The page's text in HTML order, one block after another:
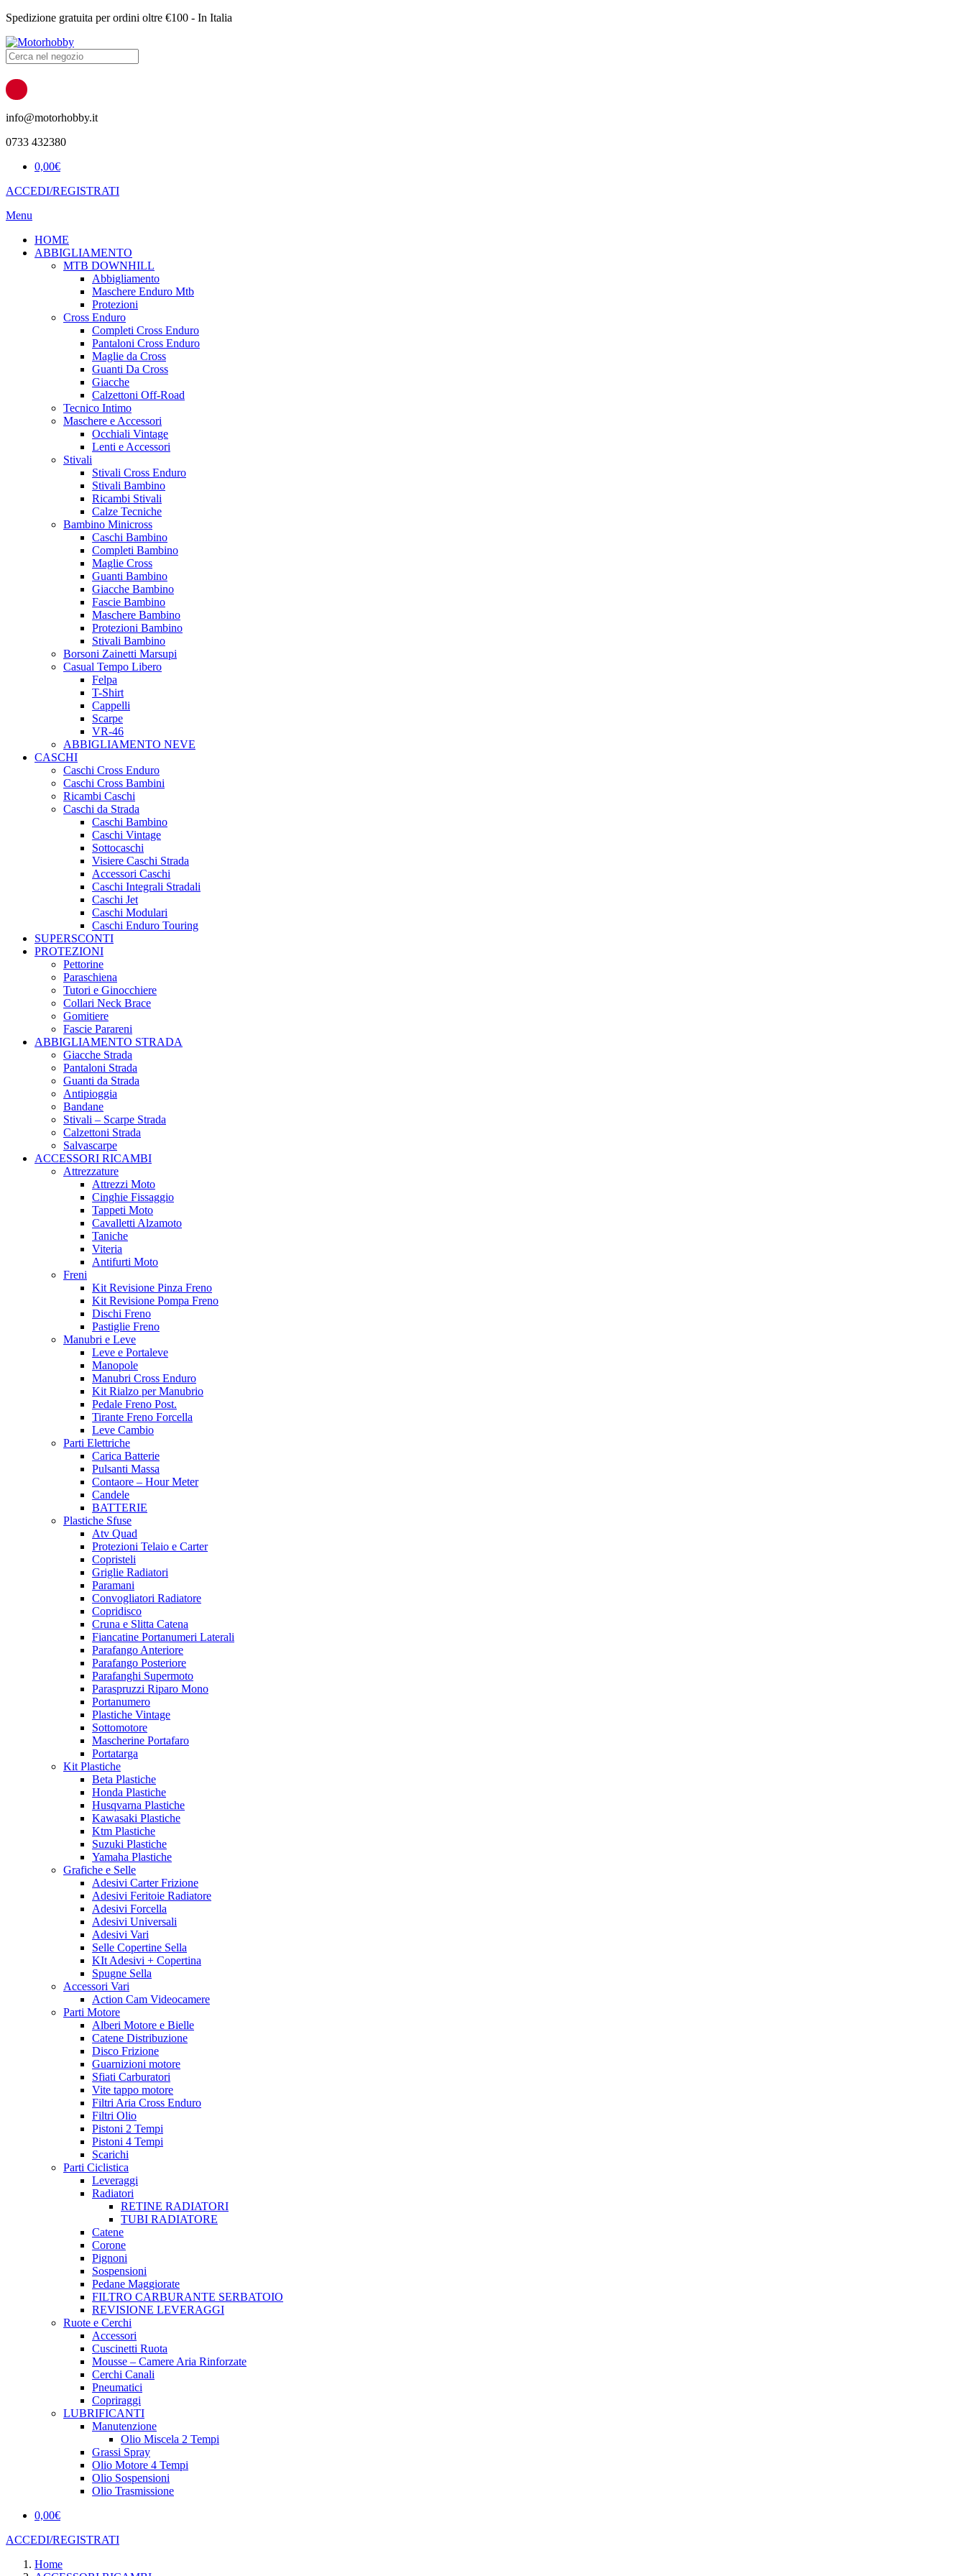
Spedizione gratuita per ordini oltre €100 - In Italia
Products
search
info@motorhobby.it
0733 432380
0,00€
ACCEDI/REGISTRATI
Menu
HOME
ABBIGLIAMENTO
MTB DOWNHILL
Abbigliamento
Maschere Enduro Mtb
Protezioni
Cross Enduro
Completi Cross Enduro
Pantaloni Cross Enduro
Maglie da Cross
Guanti Da Cross
Giacche
Calzettoni Off-Road
Tecnico Intimo
Maschere e Accessori
Occhiali Vintage
Lenti e Accessori
Stivali
Stivali Cross Enduro
Stivali Bambino
Ricambi Stivali
Calze Tecniche
Bambino Minicross
Caschi Bambino
Completi Bambino
Maglie Cross
Guanti Bambino
Giacche Bambino
Fascie Bambino
Maschere Bambino
Protezioni Bambino
Stivali Bambino
Borsoni Zainetti Marsupi
Casual Tempo Libero
Felpa
T-Shirt
Cappelli
Scarpe
VR-46
ABBIGLIAMENTO NEVE
CASCHI
Caschi Cross Enduro
Caschi Cross Bambini
Ricambi Caschi
Caschi da Strada
Caschi Bambino
Caschi Vintage
Sottocaschi
Visiere Caschi Strada
Accessori Caschi
Caschi Integrali Stradali
Caschi Jet
Caschi Modulari
Caschi Enduro Touring
SUPERSCONTI
PROTEZIONI
Pettorine
Paraschiena
Tutori e Ginocchiere
Collari Neck Brace
Gomitiere
Fascie Parareni
ABBIGLIAMENTO STRADA
Giacche Strada
Pantaloni Strada
Guanti da Strada
Antipioggia
Bandane
Stivali – Scarpe Strada
Calzettoni Strada
Salvascarpe
ACCESSORI RICAMBI
Attrezzature
Attrezzi Moto
Cinghie Fissaggio
Tappeti Moto
Cavalletti Alzamoto
Taniche
Viteria
Antifurti Moto
Freni
Kit Revisione Pinza Freno
Kit Revisione Pompa Freno
Dischi Freno
Pastiglie Freno
Manubri e Leve
Leve e Portaleve
Manopole
Manubri Cross Enduro
Kit Rialzo per Manubrio
Pedale Freno Post.
Tirante Freno Forcella
Leve Cambio
Parti Elettriche
Carica Batterie
Pulsanti Massa
Contaore – Hour Meter
Candele
BATTERIE
Plastiche Sfuse
Atv Quad
Protezioni Telaio e Carter
Copristeli
Griglie Radiatori
Paramani
Convogliatori Radiatore
Copridisco
Cruna e Slitta Catena
Fiancatine Portanumeri Laterali
Parafango Anteriore
Parafango Posteriore
Parafanghi Supermoto
Paraspruzzi Riparo Mono
Portanumero
Plastiche Vintage
Sottomotore
Mascherine Portafaro
Portatarga
Kit Plastiche
Beta Plastiche
Honda Plastiche
Husqvarna Plastiche
Kawasaki Plastiche
Ktm Plastiche
Suzuki Plastiche
Yamaha Plastiche
Grafiche e Selle
Adesivi Carter Frizione
Adesivi Feritoie Radiatore
Adesivi Forcella
Adesivi Universali
Adesivi Vari
Selle Copertine Sella
KIt Adesivi + Copertina
Spugne Sella
Accessori Vari
Action Cam Videocamere
Parti Motore
Alberi Motore e Bielle
Catene Distribuzione
Disco Frizione
Guarnizioni motore
Sfiati Carburatori
Vite tappo motore
Filtri Aria Cross Enduro
Filtri Olio
Pistoni 2 Tempi
Pistoni 4 Tempi
Scarichi
Parti Ciclistica
Leveraggi
Radiatori
RETINE RADIATORI
TUBI RADIATORE
Catene
Corone
Pignoni
Sospensioni
Pedane Maggiorate
FILTRO CARBURANTE SERBATOIO
REVISIONE LEVERAGGI
Ruote e Cerchi
Accessori
Cuscinetti Ruota
Mousse – Camere Aria Rinforzate
Cerchi Canali
Pneumatici
Copriraggi
LUBRIFICANTI
Manutenzione
Olio Miscela 2 Tempi
Grassi Spray
Olio Motore 4 Tempi
Olio Sospensioni
Olio Trasmissione
0,00€
ACCEDI/REGISTRATI
Home